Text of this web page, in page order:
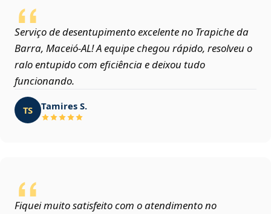
Serviço de desentupimento excelente no Trapiche da
Barra, Maceió‑AL! A equipe chegou rápido, resolveu o
ralo entupido com eficiência e deixou tudo
funcionando.
TS Tamires S.
Fiquei muito satisfeito com o atendimento no